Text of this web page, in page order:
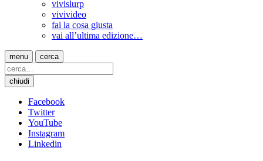
vivislurp
vivivideo
fai la cosa giusta
vai all’ultima edizione…
menu cerca
chiudi
Facebook
Twitter
YouTube
Instagram
Linkedin